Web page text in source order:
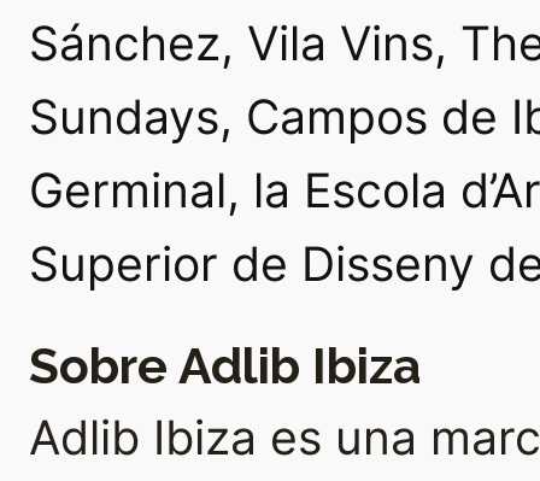
Sánchez, Vila Vins,
Sundays, Campos de
Germinal, la Escola
Superior de Disseny
Sobre Adlib Ibiza
Adlib Ibiza es una